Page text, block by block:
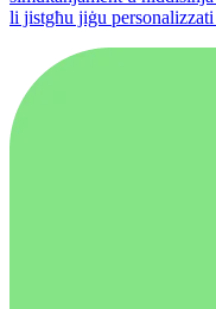
li jistgħu jiġu